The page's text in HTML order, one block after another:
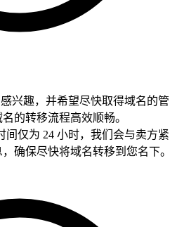
感兴趣，并希望尽快取得域名的管
的转移流程高效顺畅。
间仅为 24 小时，我们会与卖方紧
确保尽快将域名转移到您名下。